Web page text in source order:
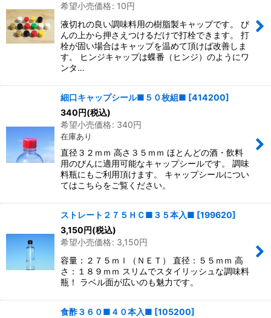
希望小売価格: 10円
液切れの良い調味料用の樹脂製キャップです。 び
んの上から押さえつけるだけで打栓できます。 打
栓が固い場合はキャップを温めて頂けば改善しま
す。 ヒンジキャップは蝶番（ヒンジ）のようにワ
ンタ…
細口キャップシール■５０枚組■ [414200]
340円(税込)
希望小売価格: 340円
在庫あり
直径３２ｍｍ 高さ３５ｍｍ ほとんどの酒・飲料
用のびんに適用可能なキャップシールです。 調味
料瓶にもご利用頂けます。 キャップシールについ
てはこちらをご覧ください。
ストレート２７５ＨＣ■３５本入■ [199620]
3,150円(税込)
希望小売価格: 3,150円
容量：２７５ｍｌ（ＮＥＴ） 直径：５５ｍｍ 高
さ：１８９ｍｍ スリムでスタイリッシュな調味料
瓶！ ラベル面が広いのも魅力です。
食酢３６０■４０本入■ [105200]